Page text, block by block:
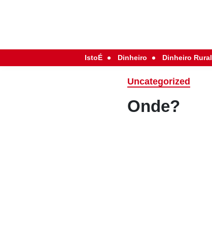
IstoÉ Dinheiro Dinheiro Rural
Uncategorized
Onde?